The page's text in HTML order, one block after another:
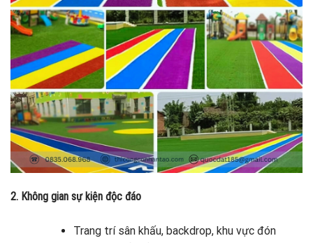
2. Không gian sự kiện độc đáo
Trang trí sân khấu, backdrop, khu vực đón